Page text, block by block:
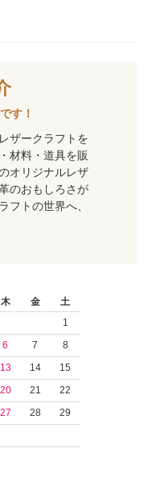
す！
ザークラフトを
材料・道具を販
オリジナルレザ
のおもしろさが
フトの世界へ、
木 金
土
1
6 7
8
13 14
15
20 21
22
27 28
29